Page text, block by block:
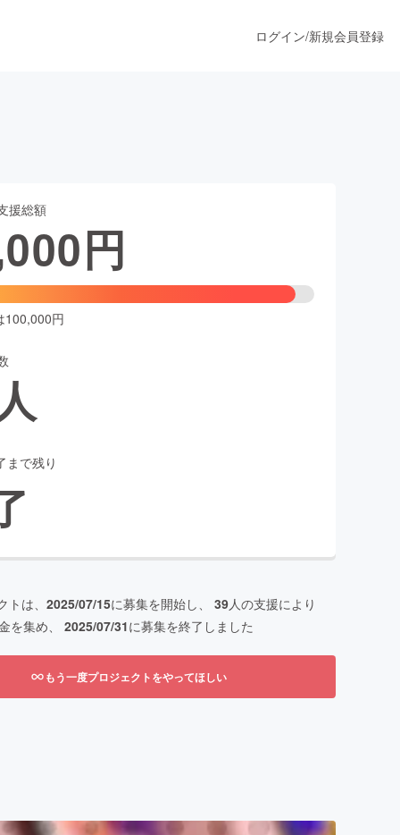
ファッション
ログイン/新規会員登録
援総額
円
100,000円
まで残り
は、 2025/07/15に募集を開始し、 39人の支援により
を集め、 2025/07/31に募集を終了しました
もう一度プロジェクトをやってほしい